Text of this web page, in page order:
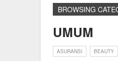
BROWSING
UMUM
ASURANSI BEAUTY